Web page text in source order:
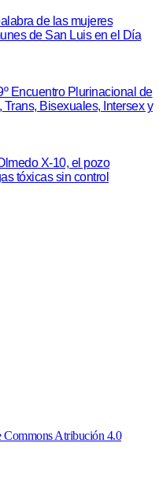
de las mujeres
de San Luis en el Día
Encuentro Plurinacional de
Bisexuales, Intersex y
X-10, el pozo
tóxicas sin control
Commons Atribución 4.0